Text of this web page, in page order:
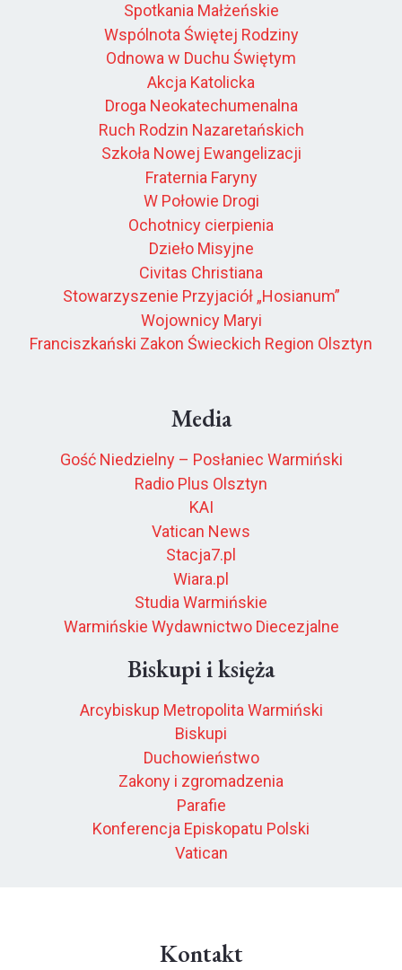
Spotkania Małżeńskie
Wspólnota Świętej Rodziny
Odnowa w Duchu Świętym
Akcja Katolicka
Droga Neokatechumenalna
Ruch Rodzin Nazaretańskich
Szkoła Nowej Ewangelizacji
Fraternia Faryny
W Połowie Drogi
Ochotnicy cierpienia
Dzieło Misyjne
Civitas Christiana
Stowarzyszenie Przyjaciół „Hosianum”
Wojownicy Maryi
Franciszkański Zakon Świeckich Region Olsztyn
Media
Gość Niedzielny – Posłaniec Warmiński
Radio Plus Olsztyn
KAI
Vatican News
Stacja7.pl
Wiara.pl
Studia Warmińskie
Warmińskie Wydawnictwo Diecezjalne
Biskupi i księża
Arcybiskup Metropolita Warmiński
Biskupi
Duchowieństwo
Zakony i zgromadzenia
Parafie
Konferencja Episkopatu Polski
Vatican
Kontakt